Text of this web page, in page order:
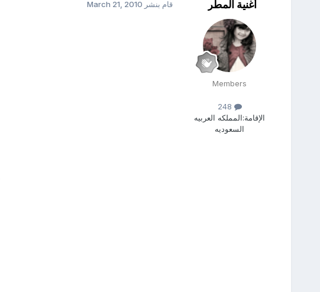
أغنية المطر
Members
الإقامة:المملكه العربيه
السعوديه
قام بنشر March 21, 2010